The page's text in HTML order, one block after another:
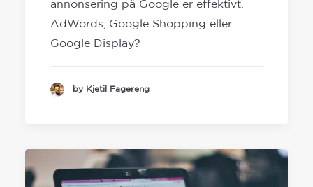
annonsering på Google er effektivt.
AdWords, Google Shopping eller
Google Display?
by Kjetil Fagereng